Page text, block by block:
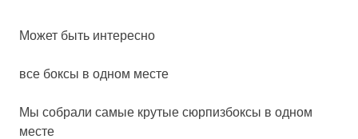
Может быть интересно
все боксы в одном месте
Мы собрали самые крутые сюрпизбоксы в одном
месте